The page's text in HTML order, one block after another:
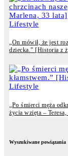
Lifestyle
„On mówił, że jest
dziecka.” [Historia z
Lifestyle
„Po śmierci męża
życia wzięta –
Wyszukiwane powiązania